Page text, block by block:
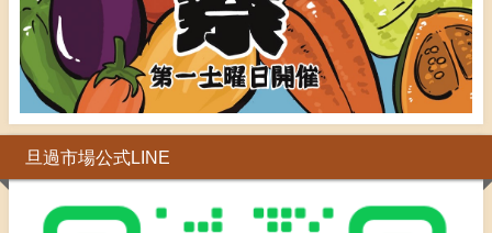
旦過市場公式LINE